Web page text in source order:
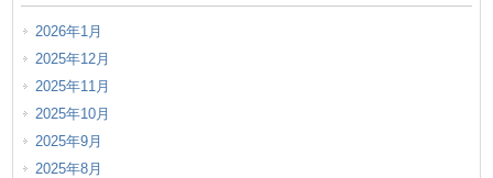
2026年1月
2025年12月
2025年11月
2025年10月
2025年9月
2025年8月